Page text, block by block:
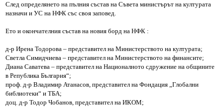
След определянето на пълния състав на Съвета министърът на културата
назначи и УС на НФК със своя заповед.
Ето и окончателния състав на новия борд на НФК :
д-р Ирена Тодорова – представител на Министерството на културата;
Светла Симидчиева – представител на Министерството на финансите;
Диана Саватева – представител на Националното сдружение на общините
в Република България“;
проф. д-р Владимир Атанасов, представител на Фондация „Глобални
библиотеки“ и ТБА;
доц. д-р Тодор Чобанов, представител на ИКОМ;